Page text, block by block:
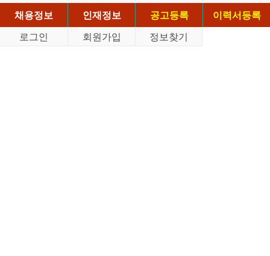
채용정보
인재정보 공고등록
이력서등록
로그인
회원가입 정보찾기